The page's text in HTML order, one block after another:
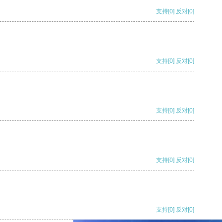
支持[0] 反对[0]
支持[0] 反对[0]
支持[0] 反对[0]
支持[0] 反对[0]
支持[0] 反对[0]